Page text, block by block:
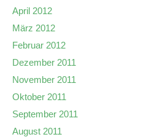
April 2012
März 2012
Februar 2012
Dezember 2011
November 2011
Oktober 2011
September 2011
August 2011